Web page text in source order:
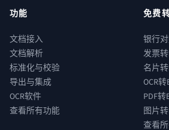
功能
文档接入
文档解析
标准化与校验
导出与集成
OCR软件
查看所有功能
免费
银行
发票转
名片
OCR转
PDF转
图片
查看